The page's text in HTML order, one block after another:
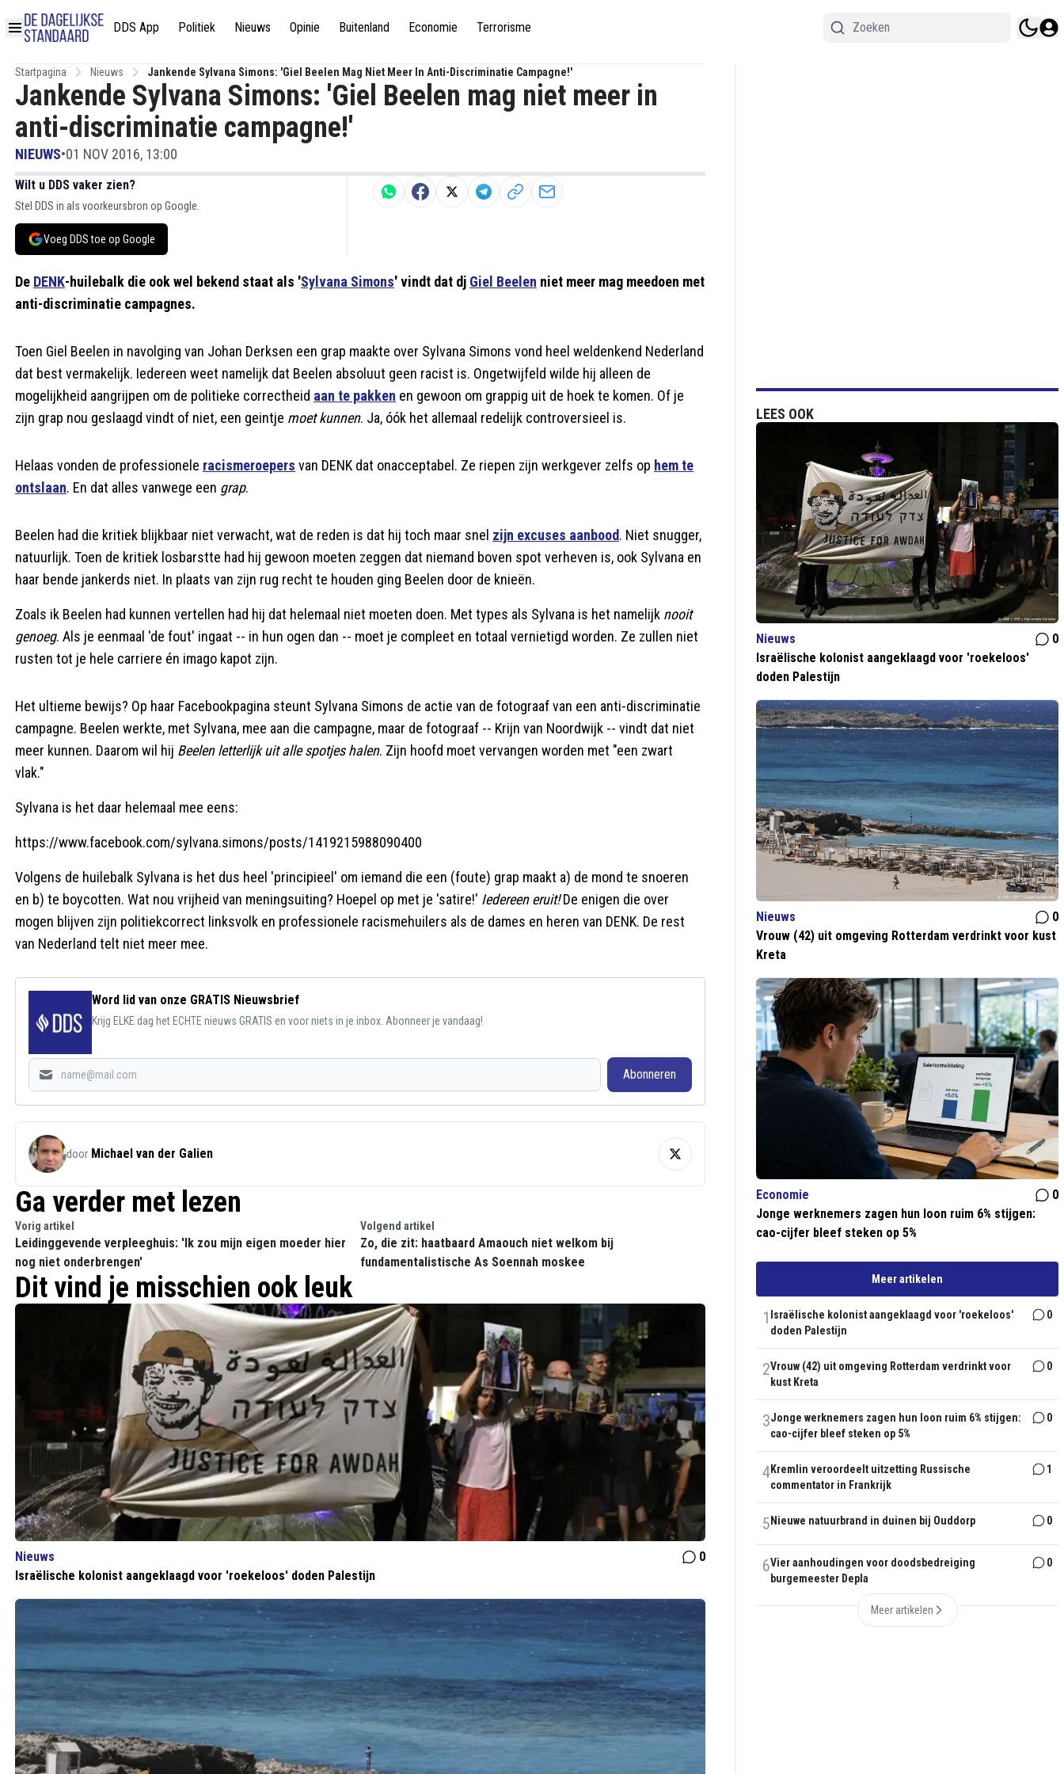
DDS App Politiek Nieuws Opinie Buitenland Economie Terrorisme
Startpagina Nieuws Jankende Sylvana Simons: 'Giel Beelen Mag Niet Meer In Anti-Discriminatie Campagne!'
Jankende Sylvana Simons: 'Giel Beelen mag niet meer in
anti-discriminatie campagne!'
NIEUWS•01 NOV 2016, 13:00
Wilt u DDS vaker zien?
Stel DDS in als voorkeursbron op Google.
Voeg DDS toe op Google
De DENK-huilebalk die ook wel bekend staat als 'Sylvana Simons' vindt dat dj Giel Beelen niet meer mag meedoen met
anti-discriminatie campagnes.
Toen Giel Beelen in navolging van Johan Derksen een grap maakte over Sylvana Simons vond heel weldenkend Nederland
dat best vermakelijk. Iedereen weet namelijk dat Beelen absoluut geen racist is. Ongetwijfeld wilde hij alleen de
mogelijkheid aangrijpen om de politieke correctheid aan te pakken en gewoon om grappig uit de hoek te komen. Of je
zijn grap nou geslaagd vindt of niet, een geintje moet kunnen. Ja, óók het allemaal redelijk controversieel is.
Helaas vonden de professionele racismeroepers van DENK dat onacceptabel. Ze riepen zijn werkgever zelfs op hem te
ontslaan. En dat alles vanwege een grap.
Beelen had die kritiek blijkbaar niet verwacht, wat de reden is dat hij toch maar snel zijn excuses aanbood. Niet snugger,
natuurlijk. Toen de kritiek losbarstte had hij gewoon moeten zeggen dat niemand boven spot verheven is, ook Sylvana en
haar bende jankerds niet. In plaats van zijn rug recht te houden ging Beelen door de knieën.
Zoals ik Beelen had kunnen vertellen had hij dat helemaal niet moeten doen. Met types als Sylvana is het namelijk nooit
genoeg. Als je eenmaal 'de fout' ingaat -- in hun ogen dan -- moet je compleet en totaal vernietigd worden. Ze zullen niet
rusten tot je hele carriere én imago kapot zijn.
Het ultieme bewijs? Op haar Facebookpagina steunt Sylvana Simons de actie van de fotograaf van een anti-discriminatie
campagne. Beelen werkte, met Sylvana, mee aan die campagne, maar de fotograaf -- Krijn van Noordwijk -- vindt dat niet
meer kunnen. Daarom wil hij Beelen letterlijk uit alle spotjes halen. Zijn hoofd moet vervangen worden met "een zwart
vlak."
Sylvana is het daar helemaal mee eens:
https://www.facebook.com/sylvana.simons/posts/1419215988090400
Volgens de huilebalk Sylvana is het dus heel 'principieel' om iemand die een (foute) grap maakt a) de mond te snoeren
en b) te boycotten. Wat nou vrijheid van meningsuiting? Hoepel op met je 'satire!' Iedereen eruit!De enigen die over
mogen blijven zijn politiekcorrect linksvolk en professionele racismehuilers als de dames en heren van DENK. De rest
van Nederland telt niet meer mee.
Word lid van onze GRATIS Nieuwsbrief
Krijg ELKE dag het ECHTE nieuws GRATIS en voor niets in je inbox. Abonneer je vandaag!
Abonneren
door Michael van der Galien
Ga verder met lezen
Vorig artikel
Leidinggevende verpleeghuis: 'Ik zou mijn eigen moeder hier
nog niet onderbrengen'
Volgend artikel
Zo, die zit: haatbaard Amaouch niet welkom bij
fundamentalistische As Soennah moskee
Dit vind je misschien ook leuk
Nieuws
0
Israëlische kolonist aangeklaagd voor 'roekeloos' doden Palestijn
LEES OOK
Nieuws
0
Israëlische kolonist aangeklaagd voor 'roekeloos'
doden Palestijn
Nieuws
0
Vrouw (42) uit omgeving Rotterdam verdrinkt voor kust
Kreta
Economie
0
Jonge werknemers zagen hun loon ruim 6% stijgen:
cao-cijfer bleef steken op 5%
Meer artikelen
1 Israëlische kolonist aangeklaagd voor 'roekeloos'
doden Palestijn
0
2Vrouw (42) uit omgeving Rotterdam verdrinkt voor
kust Kreta
0
3Jonge werknemers zagen hun loon ruim 6% stijgen:
cao-cijfer bleef steken op 5%
0
4Kremlin veroordeelt uitzetting Russische
commentator in Frankrijk
1
5 Nieuwe natuurbrand in duinen bij Ouddorp 0
6Vier aanhoudingen voor doodsbedreiging
burgemeester Depla
0
Meer artikelen